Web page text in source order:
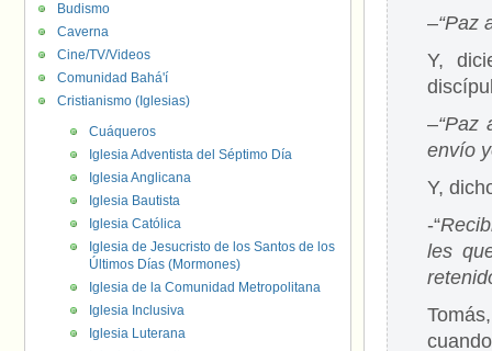
–“Paz
Y,
–“Paz
envío
Y,
-“
les
Budismo
Caverna
Cine/TV/Videos
Comunidad Bahá'í
Cristianismo (Iglesias)
Cuáqueros
Iglesia Adventista del Séptimo Día
Iglesia Anglicana
Iglesia Bautista
Iglesia Católica
Iglesia de Jesucristo de los Santos de los
Últimos Días (Mormones)
Iglesia de la Comunidad Metropolitana
Iglesia Inclusiva
Iglesia Luterana